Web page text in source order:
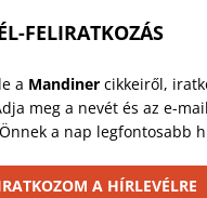
FELIRATKOZÁS
a Mandinercikkeiről,
meg a nevét és az e-
a nap legfontosabb
A HÍRLEVÉLRE